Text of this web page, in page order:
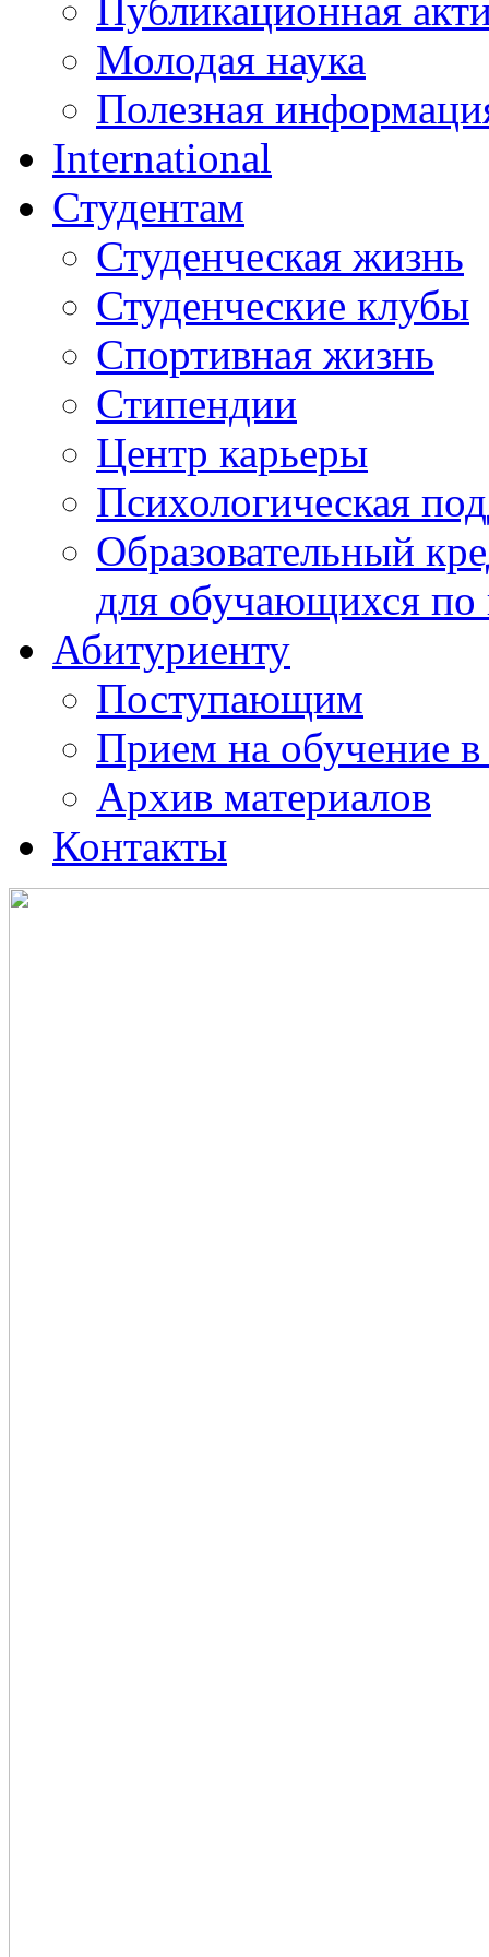
Публикационная
Молодая наука
Полезная
International
Студентам
Студенческая жизнь
Студенческие клубы
Спортивная жизнь
Стипендии
Центр карьеры
Психологическая
Образовательный
для обучающихся
Абитуриенту
Поступающим
Прием на обучение в
Архив материалов
Контакты